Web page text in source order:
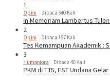
1
Opini Dibaca 540 Kali
In Memoriam Lambertus
2
Opini Dibaca 157 Kali
Tes Kemampuan Akademik :
3
Humaniora Dibaca 40 Kali
PKM di TTS, FST Undana